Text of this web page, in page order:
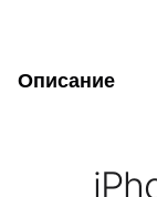
Описание